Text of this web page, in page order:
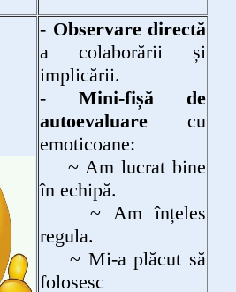
- Observare directă
a colaborării și
implicării.
- Mini-fișă de
autoevaluare cu
emoticoane:
~ Am lucrat bine
în echipă.
~ Am înțeles
regula.
~ Mi-a plăcut să
folosesc